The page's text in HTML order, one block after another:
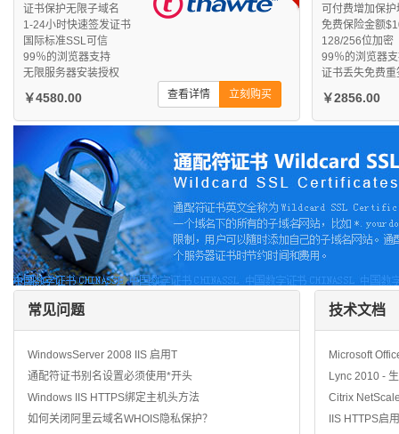
证书保护无限子域名
1-24小时快速签发证书
国际标准SSL可信
99％的浏览器支持
无限服务器安装授权
￥4580.00 查看详情 立刻购买
可付费增加保
免费保险金额
128/256位加密
99％的浏览器
证书丢失免费重
￥2856.00
常见问题
WindowsServer 2008 IIS 启用T
通配符证书别名设置必须使用*开头
Windows IIS HTTPS绑定主机头方法
如何关闭阿里云域名WHOIS隐私保护？
技术文档
Microsoft
Lync 2010 -
Citrix
IIS HTTPS启